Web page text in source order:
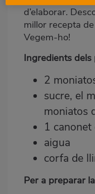
d’elaborar.
millor recepta
Vegem-ho!
Ingredients dels
2
sucre, el
moniatos
1 canonet
aigua
corfa de
Per a preparar